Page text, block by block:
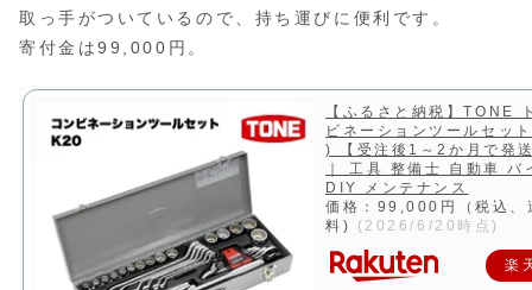
取っ手がついているので、持ち運びに便利です。
寄付金は99,000円。
【ふるさと納税】TONE
ビネーションツールセッ
) 【受注後1～2か月で発
｜ 工具 整備士 自動車 バ
DIY メンテナンス
価格：99,000円（税込、
料)
(2026/6/20時点)
楽